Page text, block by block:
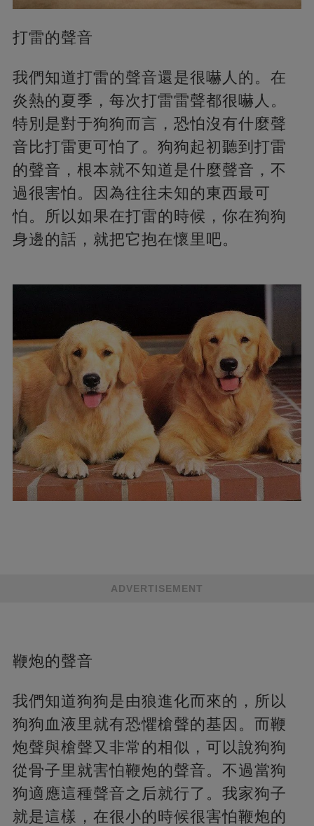
打雷的聲音
我們知道打雷的聲音還是很嚇人的。在
炎熱的夏季，每次打雷雷聲都很嚇人。
特別是對于狗狗而言，恐怕沒有什麼聲
音比打雷更可怕了。狗狗起初聽到打雷
的聲音，根本就不知道是什麼聲音，不
過很害怕。因為往往未知的東西最可
怕。所以如果在打雷的時候，你在狗狗
身邊的話，就把它抱在懷里吧。
ADVERTISEMENT
鞭炮的聲音
我們知道狗狗是由狼進化而來的，所以
狗狗血液里就有恐懼槍聲的基因。而鞭
炮聲與槍聲又非常的相似，可以說狗狗
從骨子里就害怕鞭炮的聲音。不過當狗
狗適應這種聲音之后就行了。我家狗子
就是這樣，在很小的時候很害怕鞭炮的